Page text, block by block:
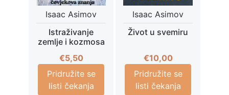
Isaac Asimov
Istraživanje
zemlje i kozmosa
€5,50
Pridružite se
listi čekanja
Isaac Asimov
Život u svemiru
€10,00
Pridružite se
listi čekanja